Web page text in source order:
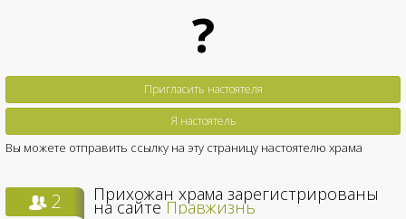
?
Пригласить настоятеля
Я настоятель
Вы можете отправить ссылку на эту страницу настоятелю храма
2 Прихожан храма зарегистрированы
на сайтеПравжизнь